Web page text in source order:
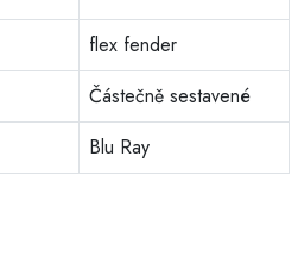
flex fender
Částečně sestavené
Blu Ray